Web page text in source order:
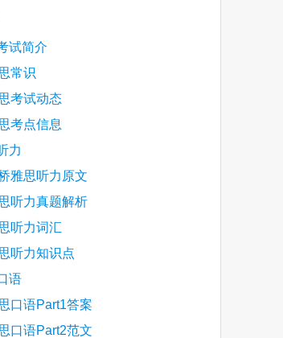
试简介
常识
考试动态
考点信息
力
雅思听力原文
听力真题解析
听力词汇
听力知识点
语
口语Part1答案
口语Part2范文